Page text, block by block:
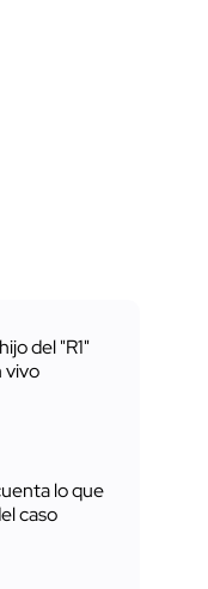
del "R1"
vivo
lo que
caso